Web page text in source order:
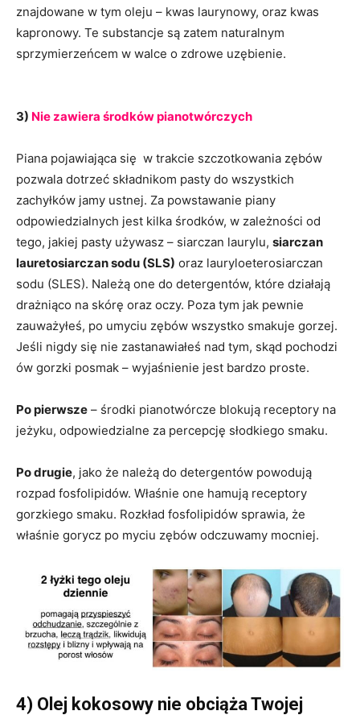
znajdowane w tym oleju – kwas laurynowy, oraz kwas
kapronowy. Te substancje są zatem naturalnym
sprzymierzeńcem w walce o zdrowe uzębienie.
3) Nie zawiera środków pianotwórczych
Piana pojawiająca się w trakcie szczotkowania zębów
pozwala dotrzeć składnikom pasty do wszystkich
zachyłków jamy ustnej. Za powstawanie piany
odpowiedzialnych jest kilka środków, w zależności od
tego, jakiej pasty używasz – siarczan laurylu, siarczan
lauretosiarczan sodu (SLS) oraz lauryloeterosiarczan
sodu (SLES). Należą one do detergentów, które działają
drażniąco na skórę oraz oczy. Poza tym jak pewnie
zauważyłeś, po umyciu zębów wszystko smakuje gorzej.
Jeśli nigdy się nie zastanawiałeś nad tym, skąd pochodzi
ów gorzki posmak – wyjaśnienie jest bardzo proste.
Po pierwsze – środki pianotwórcze blokują receptory na
jeżyku, odpowiedzialne za percepcję słodkiego smaku.
Po drugie, jako że należą do detergentów powodują
rozpad fosfolipidów. Właśnie one hamują receptory
gorzkiego smaku. Rozkład fosfolipidów sprawia, że
właśnie gorycz po myciu zębów odczuwamy mocniej.
4) Olej kokosowy nie obciąża Twojej